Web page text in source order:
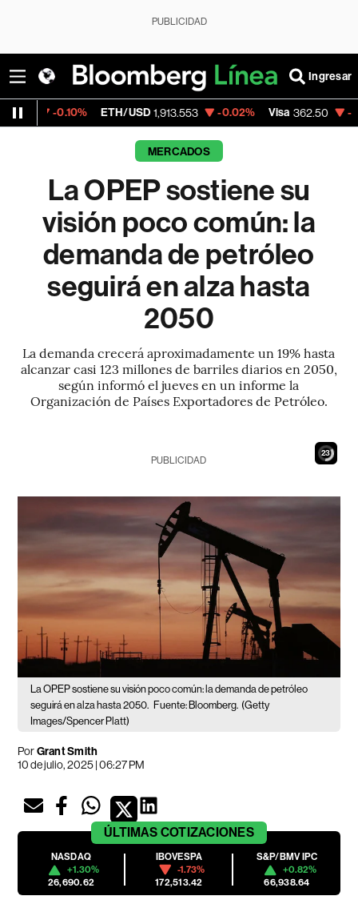
PUBLICIDAD
Ingresar
ETH/USD 1,913.553 -0.02% Visa 362.50 -2.15%
MERCADOS
La OPEP sostiene su
visión poco común: la
demanda de petróleo
seguirá en alza hasta
2050
La demanda crecerá aproximadamente un 19% hasta
alcanzar casi 123 millones de barriles diarios en 2050,
según informó el jueves en un informe la
Organización de Países Exportadores de Petróleo.
21
PUBLICIDAD
La OPEP sostiene su visión poco común: la demanda de petróleo
seguirá en alza hasta 2050. Fuente: Bloomberg. (Getty
Images/Spencer Platt)
PorGrant Smith
10 de julio, 2025 | 06:27 PM
ÚLTIMAS COTIZACIONES
NASDAQ
+1.30%
26,690.62
IBOVESPA
-1.73%
172,513.42
S&P/BMV IPC
+0.82%
66,938.64